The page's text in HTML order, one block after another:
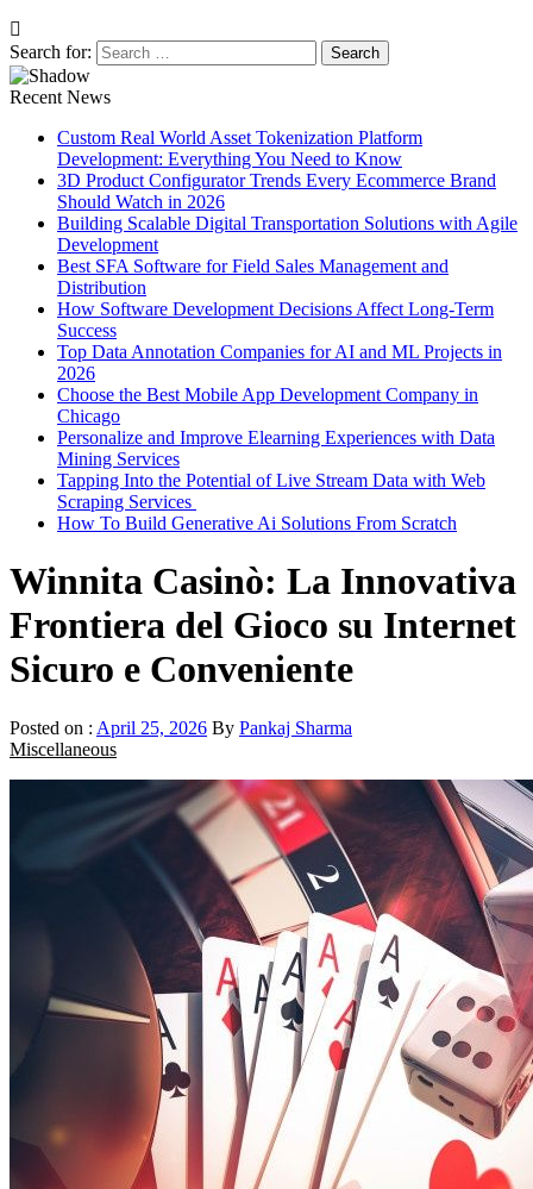
Search for:
Recent News
Custom Real World Asset Tokenization Platform
Development: Everything You Need to Know
3D Product Configurator Trends Every Ecommerce Brand
Should Watch in 2026
Building Scalable Digital Transportation Solutions with Agile
Development
Best SFA Software for Field Sales Management and
Distribution
How Software Development Decisions Affect Long-Term
Success
Top Data Annotation Companies for AI and ML Projects in
2026
Choose the Best Mobile App Development Company in
Chicago
Personalize and Improve Elearning Experiences with Data
Mining Services
Tapping Into the Potential of Live Stream Data with Web
Scraping Services
How To Build Generative Ai Solutions From Scratch
Winnita Casinò: La Innovativa
Frontiera del Gioco su Internet
Sicuro e Conveniente
Posted on : April 25, 2026 By Pankaj Sharma
Miscellaneous